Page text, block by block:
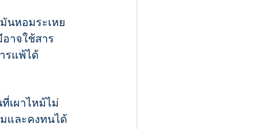
นหอมระเหย
าจใช้สาร
รแพ้ได้
เผาไหม้ไม่
และคงทนได้